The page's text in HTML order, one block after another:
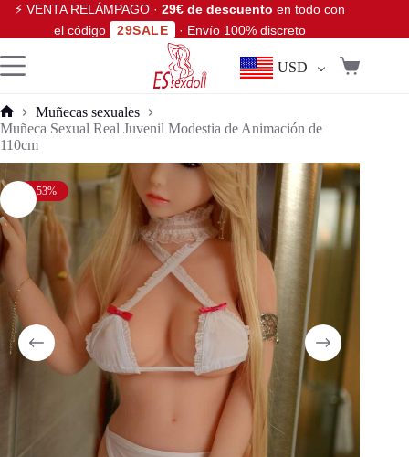
⚡ VENTA RELÁMPAGO ·29€ de descuento en todo con
el código
29SALE · Envío 100% discreto
USD
Muñecas sexuales
Muñeca Sexual Real Juvenil Modestia de Animación de
110cm
- 53%